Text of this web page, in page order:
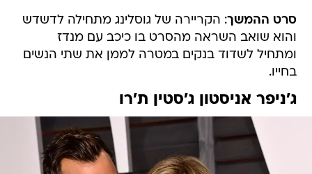
ומתחיל לשדוד בנקים במטרה לממן את שתי הנשים
בחייו.
ג'ניפר אניסטון ג'סטין ת'רו